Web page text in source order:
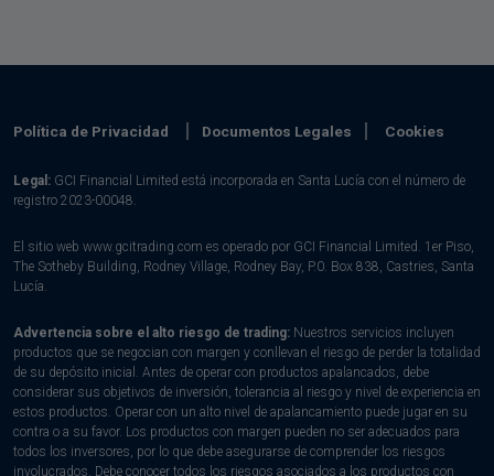
Política de Privacidad Documentos Legales Cookies
Legal: GCI Financial Limited está incorporada en Santa Lucía con el número de
registro 2023-00048.
El sitio web www.gcitrading.com es operado por GCI Financial Limited. 1er Piso,
The Sotheby Building, Rodney Village, Rodney Bay, P.0. Box 838, Castries, Santa
Lucía.
Advertencia sobre el alto riesgo de trading: Nuestros servicios incluyen
productos que se negocian con margen y conllevan el riesgo de perder la totalidad
de su depósito inicial. Antes de operar con productos apalancados, debe
considerar sus objetivos de inversión, tolerancia al riesgo y nivel de experiencia en
estos productos. Operar con un alto nivel de apalancamiento puede jugar en su
contra o a su favor. Los productos con margen pueden no ser adecuados para
todos los inversores, por lo que debe asegurarse de comprender los riesgos
involucrados. Debe conocer todos los riesgos asociados a los productos con